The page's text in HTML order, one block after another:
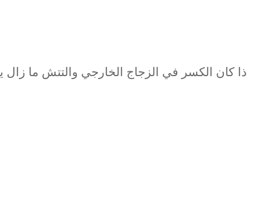
ذا كان الكسر في الزجاج الخارجي والتتش ما زال